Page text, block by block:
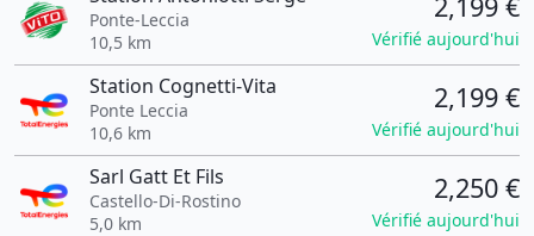
Ponte-Leccia
10,5 km
Vérifié aujourd'hui
Station Cognetti-Vita
Ponte Leccia
10,6 km
2,199 €
Vérifié aujourd'hui
Sarl Gatt Et Fils
Castello-Di-Rostino
5,0 km
2,250 €
Vérifié aujourd'hui